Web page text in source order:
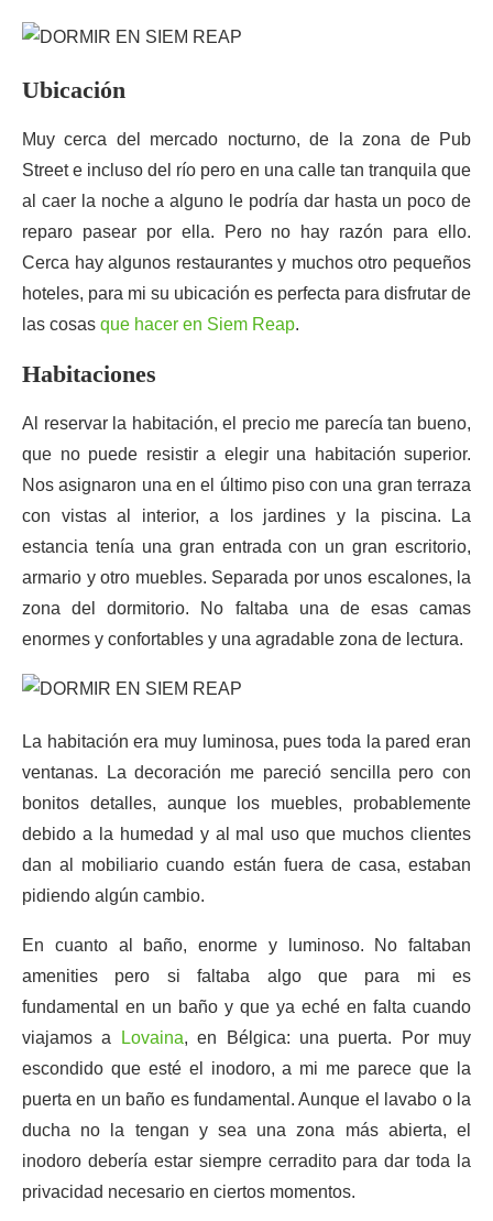
Ubicación
Muy cerca del mercado nocturno, de la zona de Pub
Street e incluso del río pero en una calle tan tranquila que
al caer la noche a alguno le podría dar hasta un poco de
reparo pasear por ella. Pero no hay razón para ello.
Cerca hay algunos restaurantes y muchos otro pequeños
hoteles, para mi su ubicación es perfecta para disfrutar de
las cosas que hacer en Siem Reap.
Habitaciones
Al reservar la habitación, el precio me parecía tan bueno,
que no puede resistir a elegir una habitación superior.
Nos asignaron una en el último piso con una gran terraza
con vistas al interior, a los jardines y la piscina. La
estancia tenía una gran entrada con un gran escritorio,
armario y otro muebles. Separada por unos escalones, la
zona del dormitorio. No faltaba una de esas camas
enormes y confortables y una agradable zona de lectura.
La habitación era muy luminosa, pues toda la pared eran
ventanas. La decoración me pareció sencilla pero con
bonitos detalles, aunque los muebles, probablemente
debido a la humedad y al mal uso que muchos clientes
dan al mobiliario cuando están fuera de casa, estaban
pidiendo algún cambio.
En cuanto al baño, enorme y luminoso. No faltaban
amenities pero si faltaba algo que para mi es
fundamental en un baño y que ya eché en falta cuando
viajamos a
Lovaina, en Bélgica: una puerta. Por muy
escondido que esté el inodoro, a mi me parece que la
puerta en un baño es fundamental. Aunque el lavabo o la
ducha no la tengan y sea una zona más abierta, el
inodoro debería estar siempre cerradito para dar toda la
privacidad necesario en ciertos momentos.